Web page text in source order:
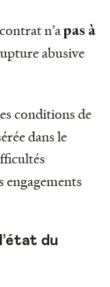
n’apas à
abusive
conditions de
dans le
engagements
du